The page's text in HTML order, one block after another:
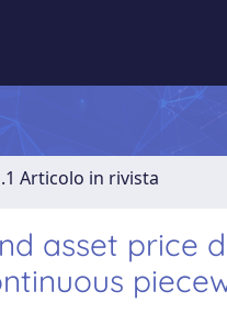
Articolo in rivista
asset price